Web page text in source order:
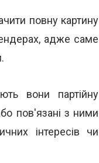
повну картину
адже саме
вони партійну
пов'язані з ними
інтересів чи